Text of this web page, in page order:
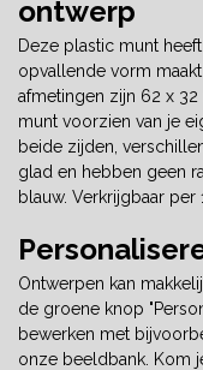
ontwerp
Deze plastic munt
opvallende vorm
afmetingen zijn 62 x
munt voorzien van je
beide zijden,
glad en hebben geen
blauw. Verkrijgbaar per
Ontwerpen kan
de groene knop
bewerken met
onze beeldbank. Kom